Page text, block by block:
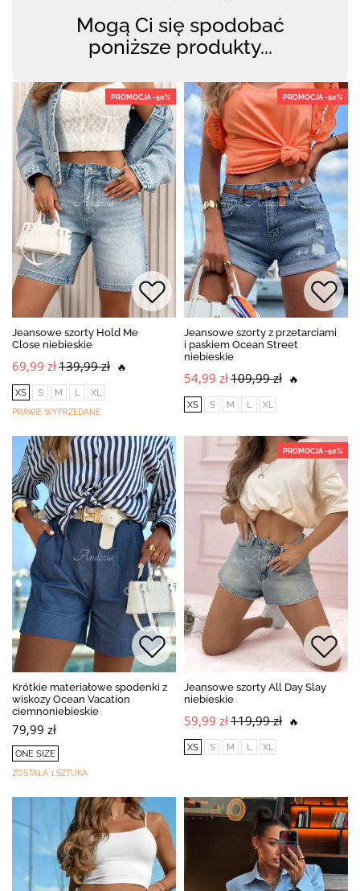
Mogą Ci się spodobać
poniższe produkty...
PROMOCJA -50%
Jeansowe szorty Hold Me
Close niebieskie
69,99 zł139,99 zł 🔥
XS S M L XL
PRAWIE WYPRZEDANE
PROMOCJA -50%
Jeansowe szorty z przetarciami
i paskiem Ocean Street
niebieskie
54,99 zł109,99 zł 🔥
XS S M L XL
Krótkie materiałowe spodenki z
wiskozy Ocean Vacation
ciemnoniebieskie
79,99 zł
ONE SIZE
ZOSTAŁA 1 SZTUKA
PROMOCJA -50%
Jeansowe szorty All Day Slay
niebieskie
59,99 zł119,99 zł 🔥
XS S M L XL